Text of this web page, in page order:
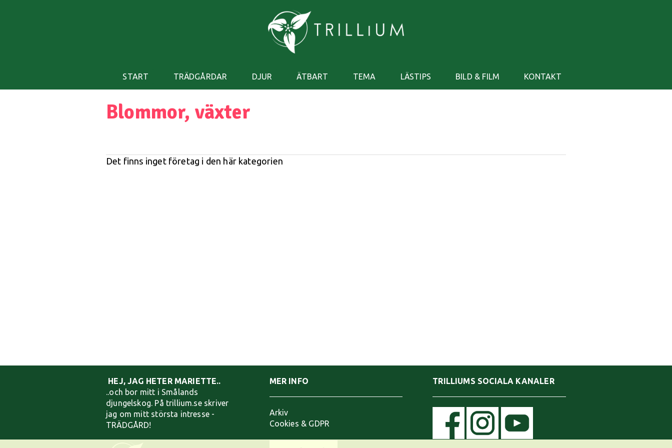
START TRÄDGÅRDAR DJUR ÄTBART TEMA LÄSTIPS BILD & FILM KONTAKT
Blommor, växter
Det finns inget företag i den här kategorien
HEJ, JAG HETER MARIETTE..
..och bor mitt i Smålands
djungelskog. På trillium.se skriver
jag om mitt största intresse -
TRÄDGÅRD!
MER INFO
Arkiv
Cookies & GDPR
TRILLIUMS SOCIALA KANALER